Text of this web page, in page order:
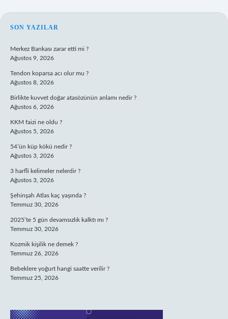
SIDEBAR
SON YAZILAR
Merkez Bankası zarar etti mi ?
Ağustos 9, 2026
Tendon koparsa acı olur mu ?
Ağustos 8, 2026
Birlikte kuvvet doğar atasözünün anlamı nedir ?
Ağustos 6, 2026
KKM faizi ne oldu ?
Ağustos 5, 2026
54’ün küp kökü nedir ?
Ağustos 3, 2026
3 harfli kelimeler nelerdir ?
Ağustos 3, 2026
Şehinşah Atlas kaç yaşında ?
Temmuz 30, 2026
2025’te 5 gün devamsızlık kalktı mı ?
Temmuz 30, 2026
Kozmik kişilik ne demek ?
Temmuz 26, 2026
Bebeklere yoğurt hangi saatte verilir ?
Temmuz 25, 2026